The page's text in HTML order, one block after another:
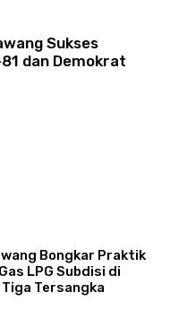
Sukses
dan Demokrat
Bongkar Praktik
LPG Subdisi di
Tersangka